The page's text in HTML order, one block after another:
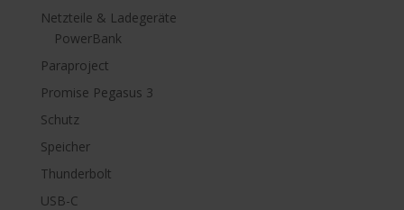
Netzteile & Ladegeräte
PowerBank
Paraproject
Promise Pegasus 3
Schutz
Speicher
Thunderbolt
USB-C